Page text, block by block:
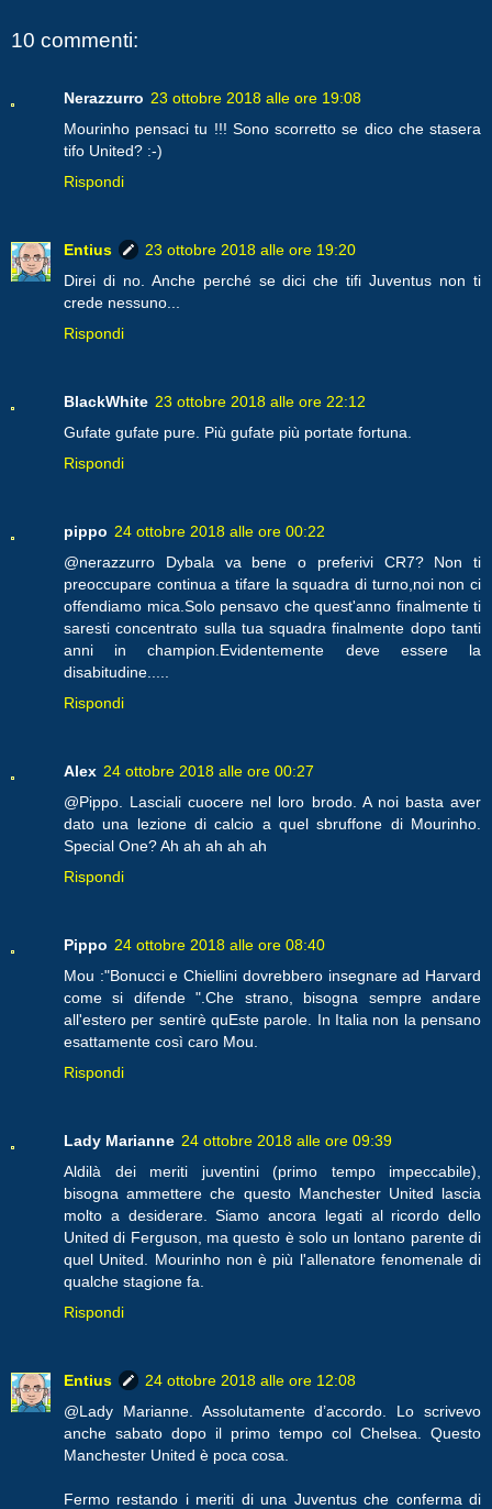
10 commenti:
Nerazzurro 23 ottobre 2018 alle ore 19:08
Mourinho pensaci tu !!! Sono scorretto se dico che stasera
tifo United? :-)
Rispondi
Entius
23 ottobre 2018 alle ore 19:20
Direi di no. Anche perché se dici che tifi Juventus non ti
crede nessuno...
Rispondi
BlackWhite 23 ottobre 2018 alle ore 22:12
Gufate gufate pure. Più gufate più portate fortuna.
Rispondi
pippo 24 ottobre 2018 alle ore 00:22
@nerazzurro Dybala va bene o preferivi CR7? Non ti
preoccupare continua a tifare la squadra di turno,noi non ci
offendiamo mica.Solo pensavo che quest'anno finalmente ti
saresti concentrato sulla tua squadra finalmente dopo tanti
anni in champion.Evidentemente deve essere la
disabitudine.....
Rispondi
Alex 24 ottobre 2018 alle ore 00:27
@Pippo. Lasciali cuocere nel loro brodo. A noi basta aver
dato una lezione di calcio a quel sbruffone di Mourinho.
Special One? Ah ah ah ah ah
Rispondi
Pippo 24 ottobre 2018 alle ore 08:40
Mou :"Bonucci e Chiellini dovrebbero insegnare ad Harvard
come si difende ".Che strano, bisogna sempre andare
all'estero per sentirè quEste parole. In Italia non la pensano
esattamente così caro Mou.
Rispondi
Lady Marianne 24 ottobre 2018 alle ore 09:39
Aldilà dei meriti juventini (primo tempo impeccabile),
bisogna ammettere che questo Manchester United lascia
molto a desiderare. Siamo ancora legati al ricordo dello
United di Ferguson, ma questo è solo un lontano parente di
quel United. Mourinho non è più l'allenatore fenomenale di
qualche stagione fa.
Rispondi
Entius
24 ottobre 2018 alle ore 12:08
@Lady Marianne. Assolutamente d’accordo. Lo scrivevo
anche sabato dopo il primo tempo col Chelsea. Questo
Manchester United è poca cosa.
Fermo restando i meriti di una Juventus che conferma di